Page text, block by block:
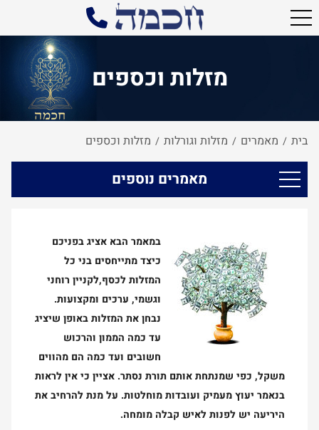
מזלות וכספים
בית / מאמרים / מזלות וגורלות / מזלות וכספים
מאמרים נוספים
במאמר הבא אציג בפניכם
כיצד מתייחסים בני כל
המזלות לכסף,לקניין רוחני
וגשמי, ערכים ומקצועות.
נבחן את המזלות באופן שיציג
עד כמה הממון והרכוש
חשובים ועד כמה הם מהווים
משקל, כפי שמנתחת אותם תורת נסתר. אציין כי אין לראות
בנאמר יעוץ מעמיק ועובדות מוחלטות. על מנת להרחיב את
היריעה יש לפנות לאיש קבלה מומחה.